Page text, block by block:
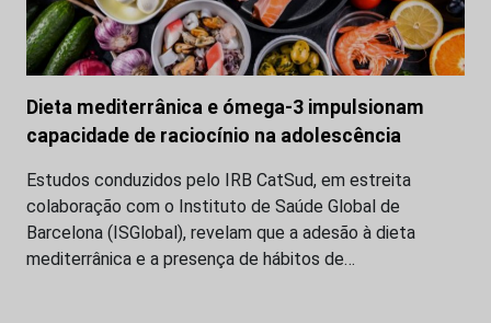
Dieta mediterrânica e ómega-3 impulsionam
capacidade de raciocínio na adolescência
Estudos conduzidos pelo IRB CatSud, em estreita
colaboração com o Instituto de Saúde Global de
Barcelona (ISGlobal), revelam que a adesão à dieta
mediterrânica e a presença de hábitos de…